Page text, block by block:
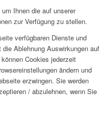
Ihnen die auf unserer
zur Verfügung zu stellen.
verfügbaren Dienste und
Ablehnung Auswirkungen auf
Cookies jederzeit
ändern und
erzwingen. Sie werden
/ abzulehnen, wenn Sie